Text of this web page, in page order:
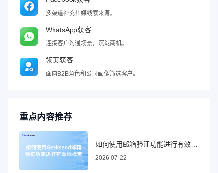
多渠道补充社媒线索来源。
WhatsApp获客
连接客户沟通场景，沉淀商机。
领英获客
面向B2B角色和公司画像筛选客户。
重点内容推荐
2026-07-22